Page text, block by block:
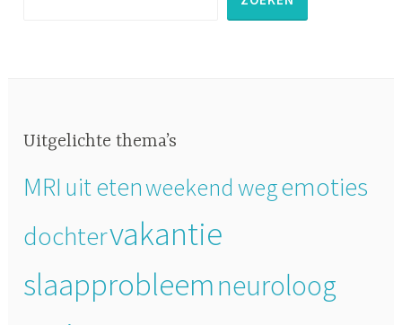
Uitgelichte thema’s
MRI uit etenweekend wegemoties
dochtervakantie
slaapprobleemneuroloog